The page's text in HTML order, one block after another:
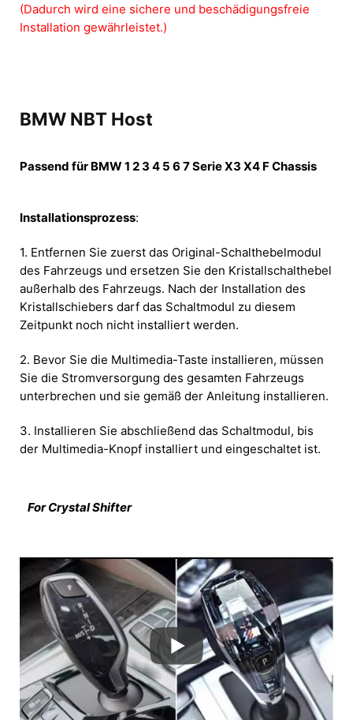
(Dadurch wird eine sichere und beschädigungsfreie
Installation gewährleistet.)
BMW NBT Host
Passend für BMW 1 2 3 4 5 6 7 Serie X3 X4 F Chassis
Installationsprozess:
1. Entfernen Sie zuerst das Original-Schalthebelmodul
des Fahrzeugs und ersetzen Sie den Kristallschalthebel
außerhalb des Fahrzeugs. Nach der Installation des
Kristallschiebers darf das Schaltmodul zu diesem
Zeitpunkt noch nicht installiert werden.
2. Bevor Sie die Multimedia-Taste installieren, müssen
Sie die Stromversorgung des gesamten Fahrzeugs
unterbrechen und sie gemäß der Anleitung installieren.
3. Installieren Sie abschließend das Schaltmodul, bis
der Multimedia-Knopf installiert und eingeschaltet ist.
For Crystal Shifter